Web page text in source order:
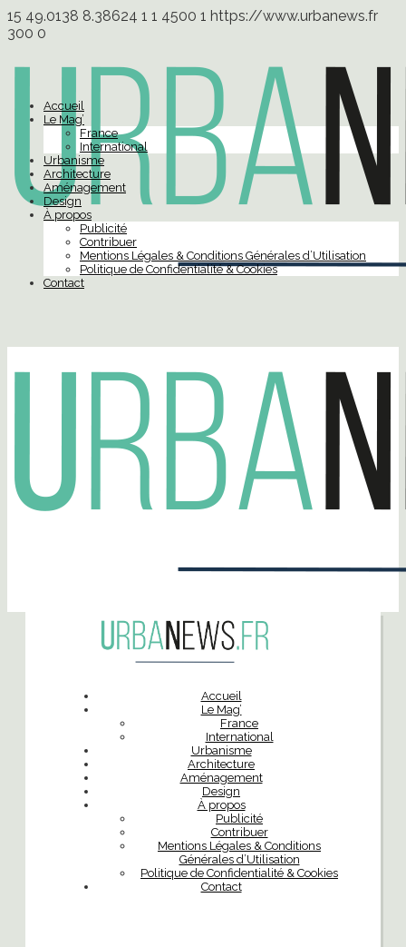
15 49.0138 8.38624 1 1 4500 1 https://www.urbanews.fr
300 0
Accueil
Le Mag’
France
International
Urbanisme
Architecture
Aménagement
Design
À propos
Publicité
Contribuer
Mentions Légales & Conditions Générales d’Utilisation
Politique de Confidentialité & Cookies
Contact
Accueil
Le Mag’
France
International
Urbanisme
Architecture
Aménagement
Design
À propos
Publicité
Contribuer
Mentions Légales & Conditions
Générales d’Utilisation
Politique de Confidentialité & Cookies
Contact